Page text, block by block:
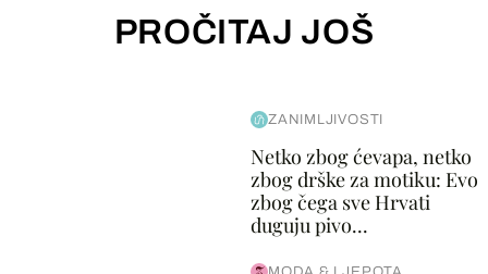
PROČITAJ JOŠ
ZANIMLJIVOSTI
Netko zbog ćevapa, netko
zbog drške za motiku: Evo
zbog čega sve Hrvati
duguju pivo...